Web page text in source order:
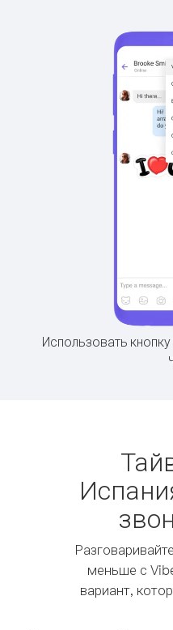
Использовать
меньше с
вариант,